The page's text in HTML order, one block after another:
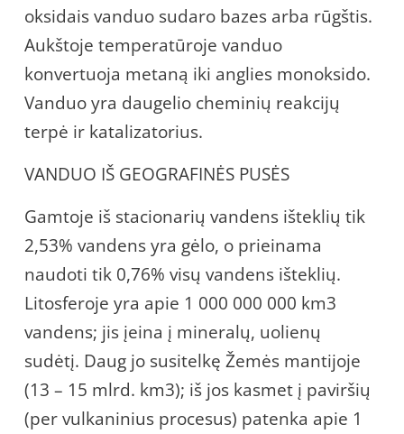
oksidais vanduo sudaro bazes arba rūgštis.
Aukštoje temperatūroje vanduo
konvertuoja metaną iki anglies monoksido.
Vanduo yra daugelio cheminių reakcijų
terpė ir katalizatorius.
VANDUO IŠ GEOGRAFINĖS PUSĖS
Gamtoje iš stacionarių vandens išteklių tik
2,53% vandens yra gėlo, o prieinama
naudoti tik 0,76% visų vandens išteklių.
Litosferoje yra apie 1 000 000 000 km3
vandens; jis įeina į mineralų, uolienų
sudėtį. Daug jo susitelkę Žemės mantijoje
(13 – 15 mlrd. km3); iš jos kasmet į paviršių
(per vulkaninius procesus) patenka apie 1